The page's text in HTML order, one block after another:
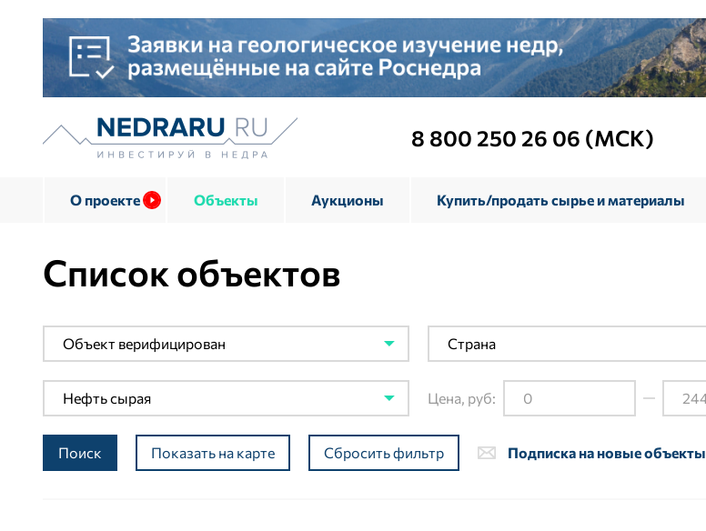
8 800 250 26 06 (МСК)
О проекте Объекты Аукционы Купить/продать сырье и материалы
Список объектов
Объект верифицирован Страна
Нефть сырая Цена, руб:
Поиск Показать на карте Сбросить фильтр Подписка на новые объекты